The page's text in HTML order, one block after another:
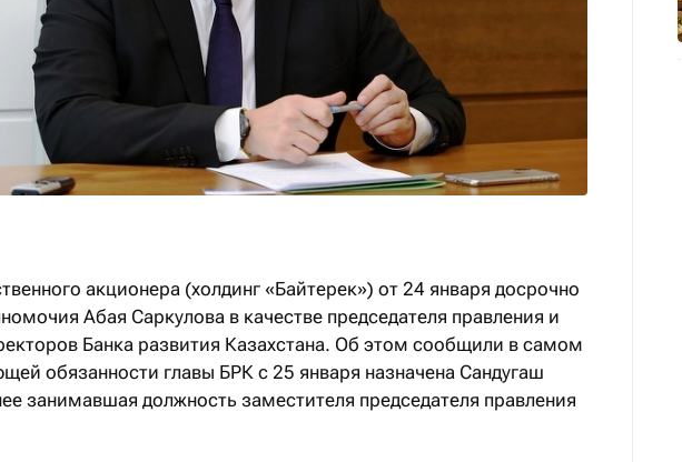
акционера (холдинг «Байтерек») от 24 января досрочно
Абая Саркулова в качестве председателя правления и
Банка развития Казахстана. Об этом сообщили в самом
обязанности главы БРК с 25 января назначена Сандугаш
занимавшая должность заместителя председателя правления